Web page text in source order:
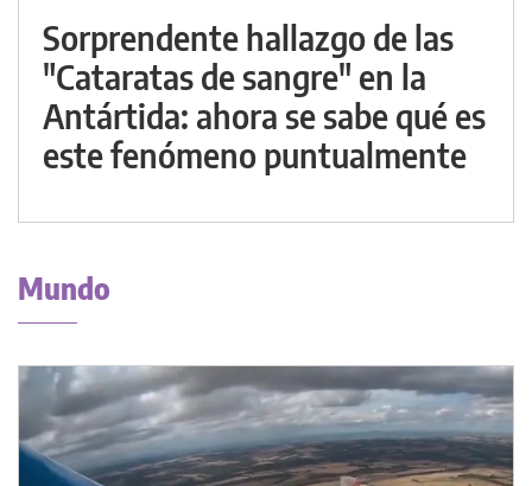
Sorprendente hallazgo de las
"Cataratas de sangre" en la
Antártida: ahora se sabe qué es
este fenómeno puntualmente
Mundo